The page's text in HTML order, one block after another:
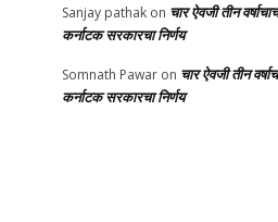
Sanjay pathak on चार ऐवजी तीन
कर्नाटक सरकारचा निर्णय
Somnath Pawar on चार ऐवजी तीन
कर्नाटक सरकारचा निर्णय